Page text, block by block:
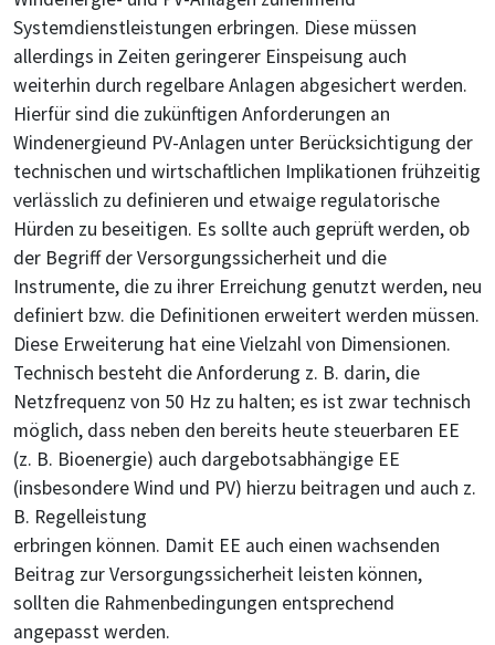
Systemdienstleistungen erbringen. Diese müssen
allerdings in Zeiten geringerer Einspeisung auch
weiterhin durch regelbare Anlagen abgesichert werden.
Hierfür sind die zukünftigen Anforderungen an
Windenergieund PV-Anlagen unter Berücksichtigung der
technischen und wirtschaftlichen Implikationen frühzeitig
verlässlich zu definieren und etwaige regulatorische
Hürden zu beseitigen. Es sollte auch geprüft werden, ob
der Begriff der Versorgungssicherheit und die
Instrumente, die zu ihrer Erreichung genutzt werden, neu
definiert bzw. die Definitionen erweitert werden müssen.
Diese Erweiterung hat eine Vielzahl von Dimensionen.
Technisch besteht die Anforderung z. B. darin, die
Netzfrequenz von 50 Hz zu halten; es ist zwar technisch
möglich, dass neben den bereits heute steuerbaren EE
(z. B. Bioenergie) auch dargebotsabhängige EE
(insbesondere Wind und PV) hierzu beitragen und auch z.
B. Regelleistung
erbringen können. Damit EE auch einen wachsenden
Beitrag zur Versorgungssicherheit leisten können,
sollten die Rahmenbedingungen entsprechend
angepasst werden.